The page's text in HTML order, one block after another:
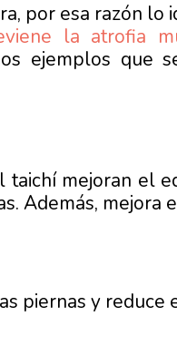
por esa razón lo
la atrofia
ejemplos que
taichí mejoran el
Además, mejora
piernas y